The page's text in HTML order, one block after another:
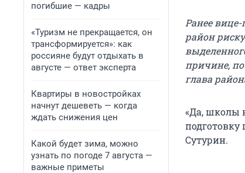
погибшие — кадры
«Туризм не прекращается, он
трансформируется»: как
россияне будут отдыхать в
августе — ответ эксперта
Квартиры в новостройках
начнут дешеветь — когда
ждать снижения цен
Какой будет зима, можно
узнать по погоде 7 августа —
важные приметы
Ранее
район
причине,
глава
«Да, школы
подготовку
Сутурин.